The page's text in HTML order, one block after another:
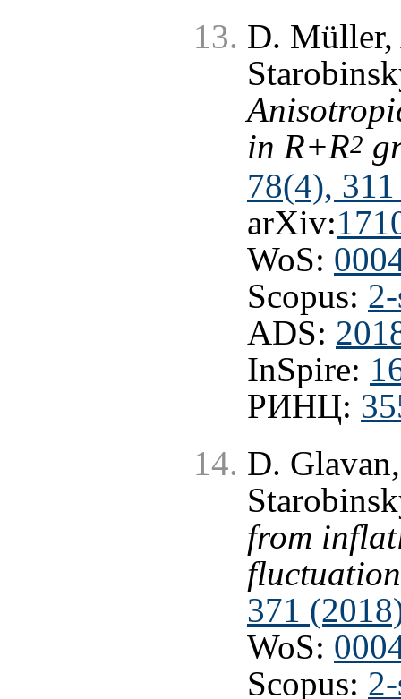
D. Müller,
in R+R2
78(4),
arXiv:
WoS:
Scopus:
ADS:
InSpire:
РИНЦ:
D.
from
371
WoS:
Scopus: